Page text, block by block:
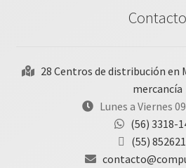
Contacto
28 Centros de distribución en
mercancía
Lunes a Viernes
(56) 3318-
(55)